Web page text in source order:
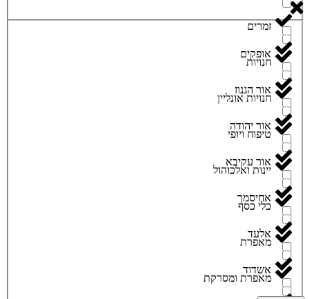
זמרים
חנויות
חנויות אונליין
טיפוח ויופי
יינות ואלכוהול
כלי כסף
מאפרת
מאפרת ומסרקת
אופקים
אור הגנוז
אור יהודה
אור עקיבא
אחיסמך
אלעד
אשדוד